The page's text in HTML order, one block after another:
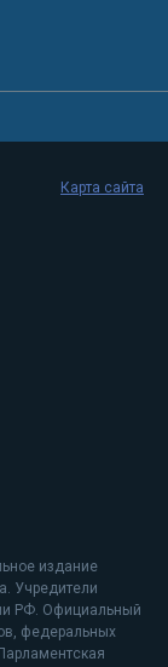
издание
Учредители
РФ. Официальный
федеральных
Карта сайта